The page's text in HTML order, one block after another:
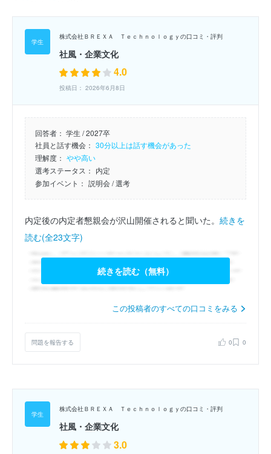
株式会社ＢＲＥＸＡ Ｔｅｃｈｎｏｌｏｇｙの口コミ・評判
社風・企業文化
4.0
投稿日： 2026年6月8日
回答者： 学生 / 2027卒
社員と話す機会： 30分以上は話す機会があった
理解度： やや高い
選考ステータス： 内定
参加イベント： 説明会/ 選考
内定後の内定者懇親会が沢山開催されると聞いた。 続きを
読む(全23文字)
続きを読む（無料）
この投稿者のすべての口コミをみる
問題を報告する 0 0
株式会社ＢＲＥＸＡ Ｔｅｃｈｎｏｌｏｇｙの口コミ・評判
社風・企業文化
3.0